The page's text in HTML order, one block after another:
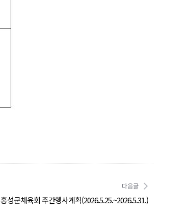
다음글
홍성군체육회 주간행사계획(2026.5.25.~2026.5.31.)